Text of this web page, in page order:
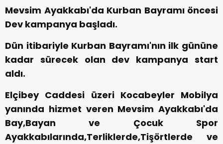
Mevsim Ayakkabı'da Kurban Bayramı öncesi
Dev kampanya başladı.
Dün itibariyle Kurban Bayramı'nın ilk gününe
kadar sürecek olan dev kampanya start
aldı.
Elçibey Caddesi üzeri Kocabeyler Mobilya
yanında hizmet veren Mevsim Ayakkabı'da
Bay,Bayan ve Çocuk Spor
Ayakkabılarında,Terliklerde,Tişörtlerde ve